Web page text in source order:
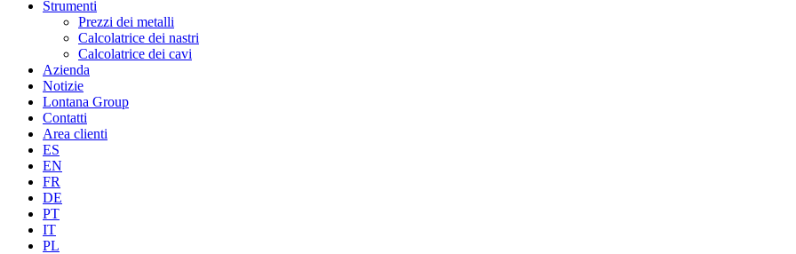
Strumenti
Prezzi dei metalli
Calcolatrice dei nastri
Calcolatrice dei cavi
Azienda
Notizie
Lontana Group
Contatti
Area clienti
ES
EN
FR
DE
PT
IT
PL